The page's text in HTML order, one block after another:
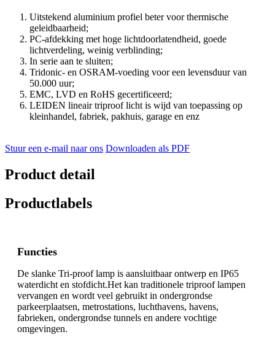
Uitstekend aluminium profiel beter voor thermische
geleidbaarheid;
PC-afdekking met hoge lichtdoorlatendheid, goede
lichtverdeling, weinig verblinding;
In serie aan te sluiten;
Tridonic- en OSRAM-voeding voor een levensduur van
50.000 uur;
EMC, LVD en RoHS gecertificeerd;
LEIDEN lineair triproof licht is wijd van toepassing op
kleinhandel, fabriek, pakhuis, garage en enz
Stuur een e-mail naar ons Downloaden als PDF
Product detail
Productlabels
Functies
De slanke Tri-proof lamp is aansluitbaar ontwerp en IP65
waterdicht en stofdicht.Het kan traditionele triproof lampen
vervangen en wordt veel gebruikt in ondergrondse
parkeerplaatsen, metrostations, luchthavens, havens,
fabrieken, ondergrondse tunnels en andere vochtige
omgevingen.